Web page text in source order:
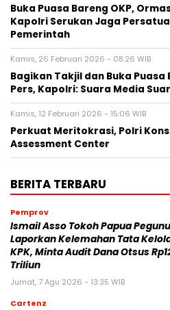
Buka Puasa Bareng OKP,
Kapolri Serukan Jaga
Pemerintah
Kamis, 26 Februari 2026 - 08:26 WIB
Bagikan Takjil dan Buka Puasa
Pers, Kapolri: Suara Media
Kamis, 12 Februari 2026 - 15:06 WIB
Perkuat Meritokrasi, Polri
Assessment Center
BERITA TERBARU
Pemprov
Ismail Asso Tokoh Papua
Laporkan Kelemahan Tata
KPK, Minta Audit Dana Otsus
Triliun
Jumat, 7 Agu 2026 - 13:35 WIB
Cartenz